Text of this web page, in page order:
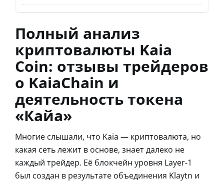
Полный анализ
криптовалюты Kaia
Coin: отзывы трейдеров
о KaiaChain и
деятельность токена
«Кайа»
Многие слышали, что Kaia — криптовалюта, но
какая сеть лежит в основе, знает далеко не
каждый трейдер. Её блокчейн уровня Layer-1
был создан в результате объединения Klaytn и